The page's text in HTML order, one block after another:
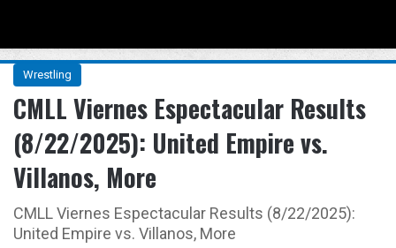
Wrestling
CMLL Viernes Espectacular Results
(8/22/2025): United Empire vs.
Villanos, More
CMLL Viernes Espectacular Results (8/22/2025):
United Empire vs. Villanos, More